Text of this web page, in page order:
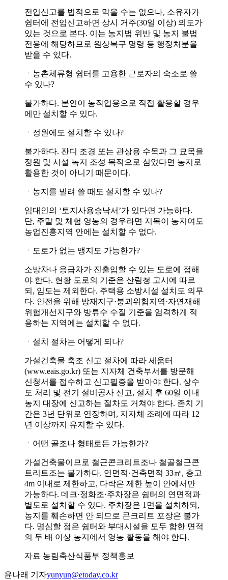
전입신고를 법적으로 막을 수는 없으나, 소유자가
쉼터에 전입신고하면 상시 거주(30일 이상) 의도가
있는 것으로 본다. 이는 농지법 위반 및 농지 불법
전용에 해당하므로 원상복구 명령 등 행정처분을
받을 수 있다.
ㆍ농촌체류형 쉼터를 고용한 근로자의 숙소로 쓸
수 있나?
불가하다. 본인이 농작업용으로 직접 활용할 경우
에만 설치할 수 있다.
ㆍ정원에도 설치할 수 있나?
불가하다. 잔디 조경 또는 관상용 수목과 그 묘목을
정원 및 시설 녹지 조성 목적으로 심었다면 농지로
활용한 것이 아니기 때문이다.
ㆍ농지를 빌려 쓸 때도 설치할 수 있나?
임대인의 ‘토지사용승낙서’가 있다면 가능하다.
단, 주말 및 체험 영농의 경우라면 지목이 농지여도
농업진흥지역 안에는 설치할 수 없다.
ㆍ도로가 없는 맹지도 가능한가?
소방차나 응급차가 진출입할 수 있는 도로에 접해
야 한다. 현황 도로의 기준은 산림청 고시에 따르
되, 임도는 제외한다. 주택용 소방시설 설치도 의무
다. 안전을 위해 방재지구·붕괴위험지역·자연재해
위험개선지구와 방류수 수질 기준을 엄격하게 적
용하는 지역에는 설치할 수 없다.
ㆍ설치 절차는 어떻게 되나?
가설건축물 축조 신고 절차에 따라 세움터
(www.eais.go.kr) 또는 지자체 건축부서를 방문해
신청서를 접수하고 신고필증을 받아야 한다. 상수
도 처리 및 전기 설비공사 신고, 설치 후 60일 이내
농지 대장에 신고하는 절차도 거쳐야 한다. 존치 기
간은 3년 단위로 연장하며, 지자체 조례에 따라 12
년 이상까지 유지할 수 있다.
ㆍ어떤 골조나 형태로든 가능한가?
가설건축물이므로 철근콘크리트조나 철골철근콘
트리트조는 불가하다. 연면적·건축면적 33㎡, 층고
4m 이내로 제한하고, 다락은 제한 높이 안에서만
가능하다. 데크·정화조·주차장은 쉼터의 연면적과
별도로 설치할 수 있다. 주차장은 1면을 설치하되,
농지를 훼손하면 안 되므로 콘크리트 포장은 불가
다. 명심할 점은 쉼터와 부대시설을 모두 합한 면적
의 두 배 이상 농지에서 영농 활동을 해야 한다.
자료 농림축산식품부 정책홍보
윤나래 기자yunyun@etoday.co.kr